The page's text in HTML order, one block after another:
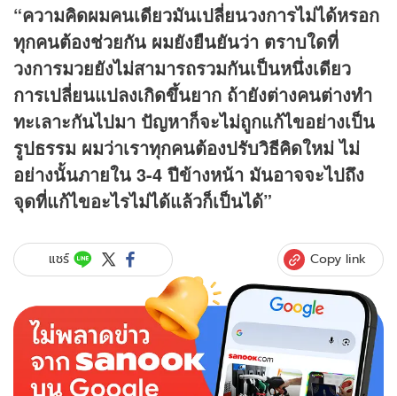
“ความคิดผมคนเดียวมันเปลี่ยนวงการไม่ได้หรอก
ทุกคนต้องช่วยกัน ผมยังยืนยันว่า ตราบใดที่
วงการมวยยังไม่สามารถรวมกันเป็นหนึ่งเดียว
การเปลี่ยนแปลงเกิดขึ้นยาก ถ้ายังต่างคนต่างทำ
ทะเลาะกันไปมา ปัญหาก็จะไม่ถูกแก้ไขอย่างเป็น
รูปธรรม ผมว่าเราทุกคนต้องปรับวิธีคิดใหม่ ไม่
อย่างนั้นภายใน 3-4 ปีข้างหน้า มันอาจจะไปถึง
จุดที่แก้ไขอะไรไม่ได้แล้วก็เป็นได้”
แชร์ Copy link